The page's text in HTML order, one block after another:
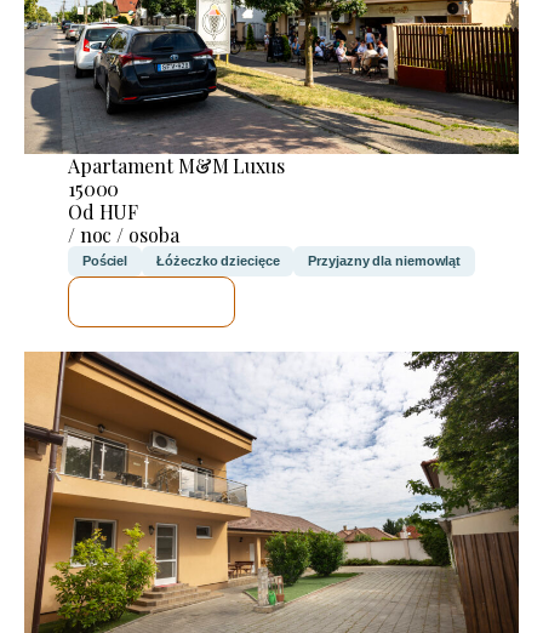
Apartament M&M Luxus
15000
Od HUF
/ noc / osoba
Pościel Łóżeczko dziecięce Przyjazny dla niemowląt